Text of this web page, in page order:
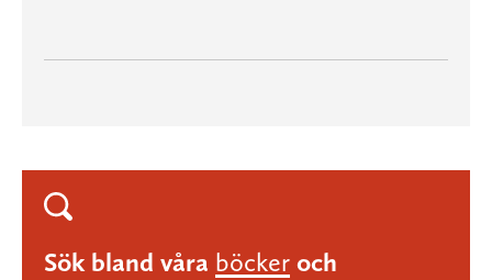
Sök bland våra böcker och